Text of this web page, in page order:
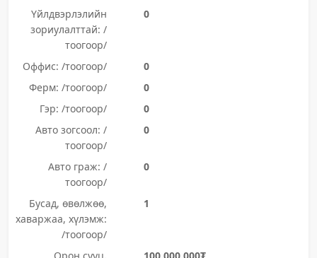
Үйлдвэрлэлийн
зориулалттай: /
тоогоор/
0
Оффис: /тоогоор/
0
Ферм: /тоогоор/
0
Гэр: /тоогоор/
0
Авто зогсоол: /
тоогоор/
0
Авто граж: /
тоогоор/
0
Бусад, өвөлжөө,
хаваржаа, хүлэмж:
/тоогоор/
1